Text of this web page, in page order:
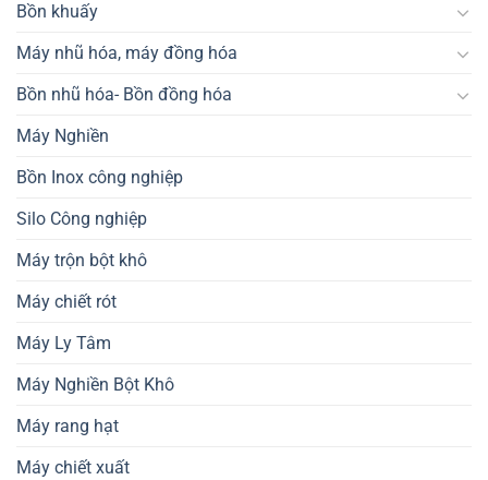
Bồn khuấy
Máy nhũ hóa, máy đồng hóa
Bồn nhũ hóa- Bồn đồng hóa
Máy Nghiền
Bồn Inox công nghiệp
Silo Công nghiệp
Máy trộn bột khô
Máy chiết rót
Máy Ly Tâm
Máy Nghiền Bột Khô
Máy rang hạt
Máy chiết xuất